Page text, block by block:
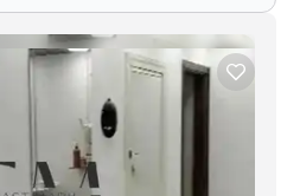
رابعه العدويه(20) منطقة 7 (23)
منطقة 9 (49) مساكن
منطقة 8 (124) المنطقة الاولى
جاردينيا سيتي(162) الجولف
المنطقة السادسة(286) الحى 10